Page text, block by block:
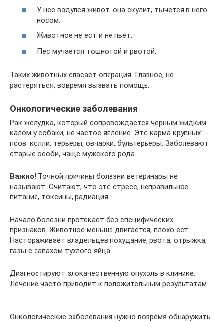
У нее вздулся живот, она скулит, тычется в него
носом.
Животное не ест и не пьет.
Пес мучается тошнотой и рвотой.
Таких животных спасает операция. Главное, не
растеряться, вовремя вызвать помощь.
Онкологические заболевания
Рак желудка, который сопровождается черным жидким
калом у собаки, не частое явление. Это карма крупных
псов: колли, терьеры, овчарки, бультерьеры. Заболевают
старые особи, чаще мужского рода.
Важно! Точной причины болезни ветеринары не
называют. Считают, что это стресс, неправильное
питание, токсины, радиация.
Начало болезни протекает без специфических
признаков. Животное меньше двигается, плохо ест.
Настораживает владельцев похудание, рвота, отрыжка,
газы с запахом тухлого яйца.
Диагностируют злокачественную опухоль в клинике.
Лечение часто приводит к положительным результатам.
Онкологические заболевания нужно вовремя обнаружить